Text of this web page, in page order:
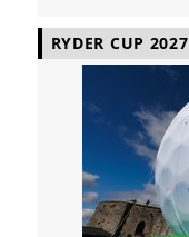
RYDER CUP 2027